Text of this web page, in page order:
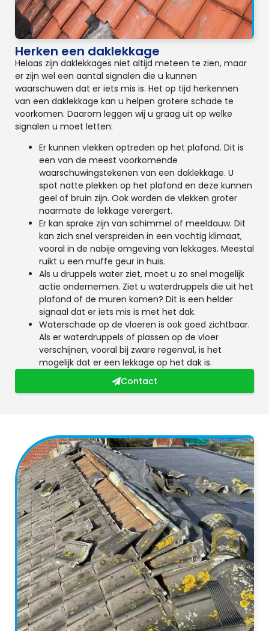
Herken een daklekkage
Helaas zijn daklekkages niet altijd meteen te zien, maar
er zijn wel een aantal signalen die u kunnen
waarschuwen dat er iets mis is. Het op tijd herkennen
van een daklekkage kan u helpen grotere schade te
voorkomen. Daarom leggen wij u graag uit op welke
signalen u moet letten:
Er kunnen vlekken optreden op het plafond. Dit is
een van de meest voorkomende
waarschuwingstekenen van een daklekkage. U
spot natte plekken op het plafond en deze kunnen
geel of bruin zijn. Ook worden de vlekken groter
naarmate de lekkage verergert.
Er kan sprake zijn van schimmel of meeldauw. Dit
kan zich snel verspreiden in een vochtig klimaat,
vooral in de nabije omgeving van lekkages. Meestal
ruikt u een muffe geur in huis.
Als u druppels water ziet, moet u zo snel mogelijk
actie ondernemen. Ziet u waterdruppels die uit het
plafond of de muren komen? Dit is een helder
signaal dat er iets mis is met het dak.
Waterschade op de vloeren is ook goed zichtbaar.
Als er waterdruppels of plassen op de vloer
verschijnen, vooral bij zware regenval, is het
mogelijk dat er een lekkage op het dak is.
Contact